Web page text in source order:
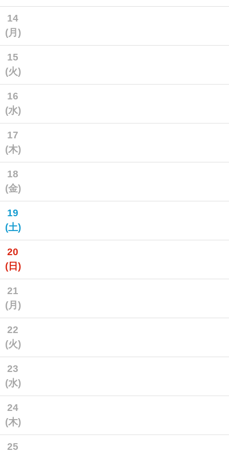
14
(月)
15
(火)
16
(水)
17
(木)
18
(金)
19
(土)
20
(日)
21
(月)
22
(火)
23
(水)
24
(木)
25